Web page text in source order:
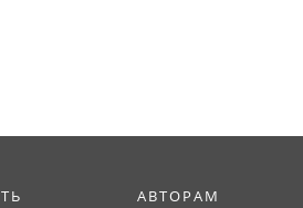
АВТОРАМ